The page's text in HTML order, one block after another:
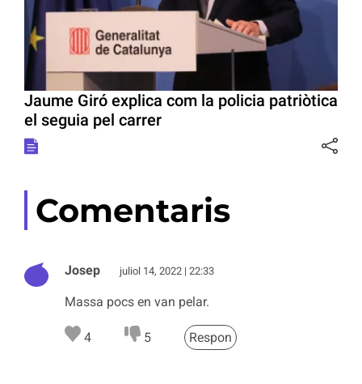
Jaume Giró explica com la policia patriòtica
el seguia pel carrer
Comentaris
Josep juliol 14, 2022 | 22:33
Massa pocs en van pelar.
4 5 Respon